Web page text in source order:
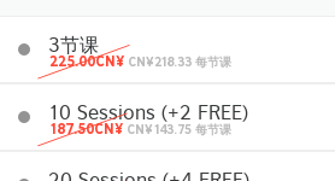
3节课
225.00CN¥ CN¥218.33 每节课
10 Sessions (+2 FREE)
187.50CN¥ CN¥143.75 每节课